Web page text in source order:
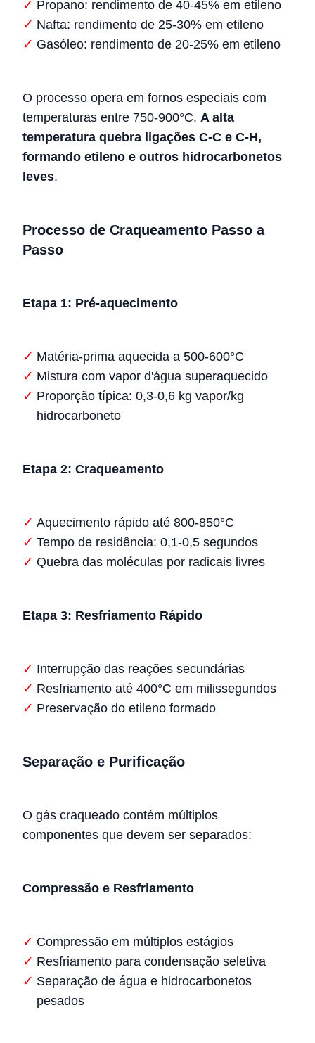
Propano: rendimento de 40-45% em etileno
Nafta: rendimento de 25-30% em etileno
Gasóleo: rendimento de 20-25% em etileno
O processo opera em fornos especiais com
temperaturas entre 750-900°C. A alta
temperatura quebra ligações C-C e C-H,
formando etileno e outros hidrocarbonetos
leves.
Processo de Craqueamento Passo a
Passo
Etapa 1: Pré-aquecimento
Matéria-prima aquecida a 500-600°C
Mistura com vapor d'água superaquecido
Proporção típica: 0,3-0,6 kg vapor/kg
hidrocarboneto
Etapa 2: Craqueamento
Aquecimento rápido até 800-850°C
Tempo de residência: 0,1-0,5 segundos
Quebra das moléculas por radicais livres
Etapa 3: Resfriamento Rápido
Interrupção das reações secundárias
Resfriamento até 400°C em milissegundos
Preservação do etileno formado
Separação e Purificação
O gás craqueado contém múltiplos
componentes que devem ser separados:
Compressão e Resfriamento
Compressão em múltiplos estágios
Resfriamento para condensação seletiva
Separação de água e hidrocarbonetos
pesados